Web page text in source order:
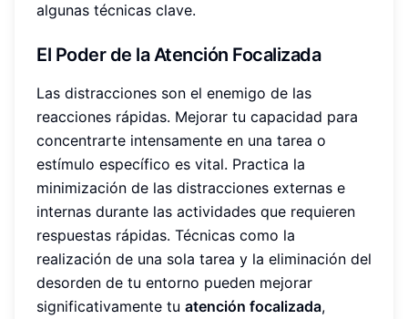
algunas técnicas clave.
El Poder de la Atención Focalizada
Las distracciones son el enemigo de las
reacciones rápidas. Mejorar tu capacidad para
concentrarte intensamente en una tarea o
estímulo específico es vital. Practica la
minimización de las distracciones externas e
internas durante las actividades que requieren
respuestas rápidas. Técnicas como la
realización de una sola tarea y la eliminación del
desorden de tu entorno pueden mejorar
significativamente tu atención focalizada,